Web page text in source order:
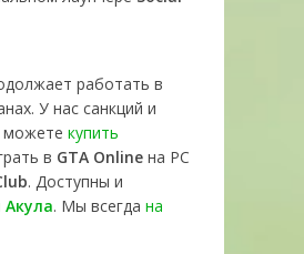
работать в
У нас санкций и
можете купить
в GTA Online на PC
. Доступны и
Акула. Мы всегда на